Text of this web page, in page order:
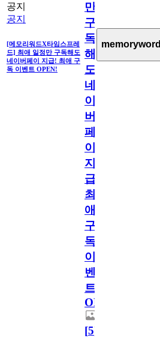
공지
공지
[메모리워드X타임스프레
드] 최애 일정만 구독해도
네이버페이 지급! 최애 구
독 이벤트 OPEN!
만
구
독
해
도
네
이
버
페
이
지
급!
최
애
구
독
이
벤
트
OPEN!
[5]
memoryword